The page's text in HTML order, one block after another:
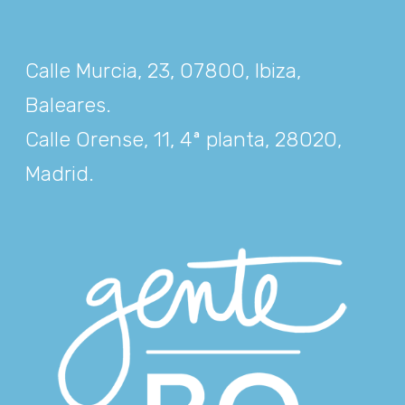
Calle Murcia, 23, 07800, Ibiza,
Baleares.
Calle Orense, 11, 4ª planta, 28020,
Madrid.